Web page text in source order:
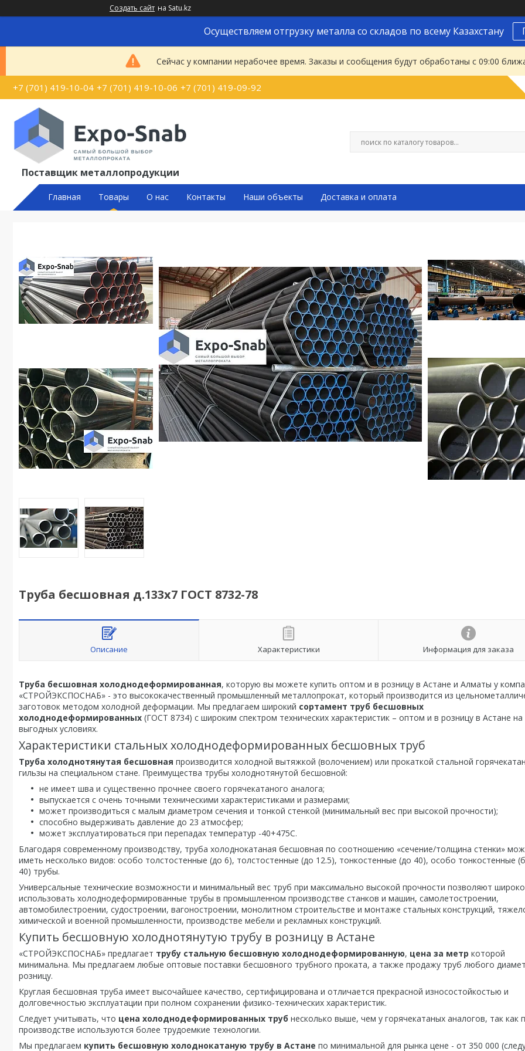
Создать сайт на Satu.kz
Осуществляем отгрузку металла со складов по всему Казахстану
Сейчас у компании нерабочее время. Заказы и сообщения будут обработаны с 09:00
+7 (701) 419-10-04 +7 (701) 419-10-06 +7 (701) 419-09-92
Поставщик металлопродукции
Главная Товары О нас Контакты Наши объекты Доставка и оплата
Труба бесшовная д.133х7 ГОСТ 8732-78
Описание Характеристики Информация для заказа
Труба бесшовная холоднодеформированная, которую вы можете купить оптом и в розницу в Астане и Алматы у
«СТРОЙЭКСПОСНАБ» - это высококачественный промышленный металлопрокат, который производится из
заготовок методом холодной деформации. Мы предлагаем широкий сортамент труб бесшовных
холоднодеформированных (ГОСТ 8734) с широким спектром технических характеристик – оптом и в розницу в Астане на
выгодных условиях.
Характеристики стальных холоднодеформированных бесшовных труб
Труба холоднотянутая бесшовная производится холодной вытяжкой (волочением) или прокаткой стальной
гильзы на специальном стане. Преимущества трубы холоднотянутой бесшовной:
не имеет шва и существенно прочнее своего горячекатаного аналога;
выпускается с очень точными техническими характеристиками и размерами;
может производиться с малым диаметром сечения и тонкой стенкой (минимальный вес при высокой прочности);
способно выдерживать давление до 23 атмосфер;
может эксплуатироваться при перепадах температур -40+475С.
Благодаря современному производству, труба холоднокатаная бесшовная по соотношению «сечение/толщина стенки»
иметь несколько видов: особо толстостенные (до 6), толстостенные (до 12.5), тонкостенные (до 40), особо тонкостенные
40) трубы.
Универсальные технические возможности и минимальный вес труб при максимально высокой прочности позволяют широко
использовать холоднодеформированные трубы в промышленном производстве станков и машин, самолетостроении,
автомобилестроении, судостроении, вагоностроении, монолитном строительстве и монтаже стальных конструкций,
химической и военной промышленности, производстве мебели и рекламных конструкций.
Купить бесшовную холоднотянутую трубу в розницу в Астане
«СТРОЙЭКСПОСНАБ» предлагает трубу стальную бесшовную холоднодеформированную, цена за метр которой
минимальна. Мы предлагаем любые оптовые поставки бесшовного трубного проката, а также продажу труб любого
розницу.
Круглая бесшовная труба имеет высочайшее качество, сертифицирована и отличается прекрасной износостойкостью и
долговечностью эксплуатации при полном сохранении физико-технических характеристик.
Следует учитывать, что цена холоднодеформированных труб несколько выше, чем у горячекатаных аналогов, так как
производстве используются более трудоемкие технологии.
Мы предлагаем купить бесшовную холоднокатаную трубу в Астане по минимальной для рынка цене - от 350 000